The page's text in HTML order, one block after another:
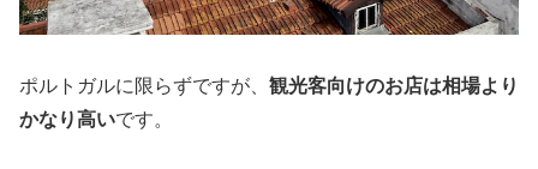
ポルトガルに限らずですが、 観光客向けのお店は相場より
かなり高いです。